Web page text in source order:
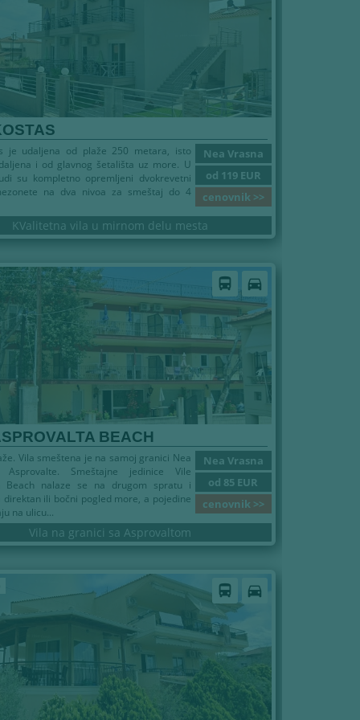
Nea Vrasna
od 119 EUR
cenovnik >>
je udaljena od plaže 250 metara, isto
i od glavnog šetališta uz more. U
su kompletno opremljeni dvokrevetni
na dva nivoa za smeštaj do 4
KValitetna vila u mirnom delu mesta
directions_bus directions_car
BEACH
Nea Vrasna
od 85 EUR
cenovnik >>
Vila smeštena je na samoj granici Nea
Smeštajne jedinice Vile
Beach nalaze se na drugom spratu i
direktan ili bočni pogled more, a pojedine
na ulicu...
Vila na granici sa Asprovaltom
directions_bus directions_car